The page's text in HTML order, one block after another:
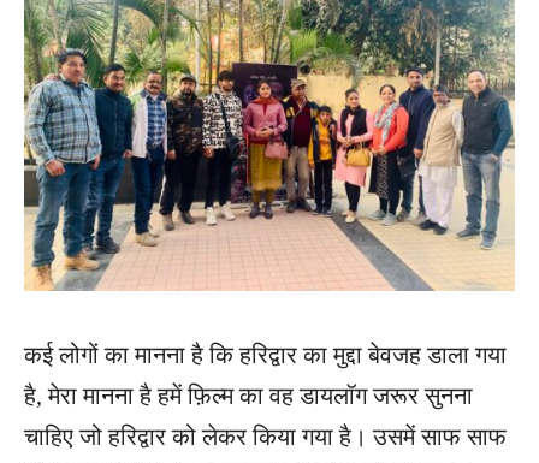
कई लोगों का मानना है कि हरिद्वार का मुद्दा बेवजह डाला गया
है, मेरा मानना है हमें फ़िल्म का वह डायलॉग जरूर सुनना
चाहिए जो हरिद्वार को लेकर किया गया है। उसमें साफ साफ